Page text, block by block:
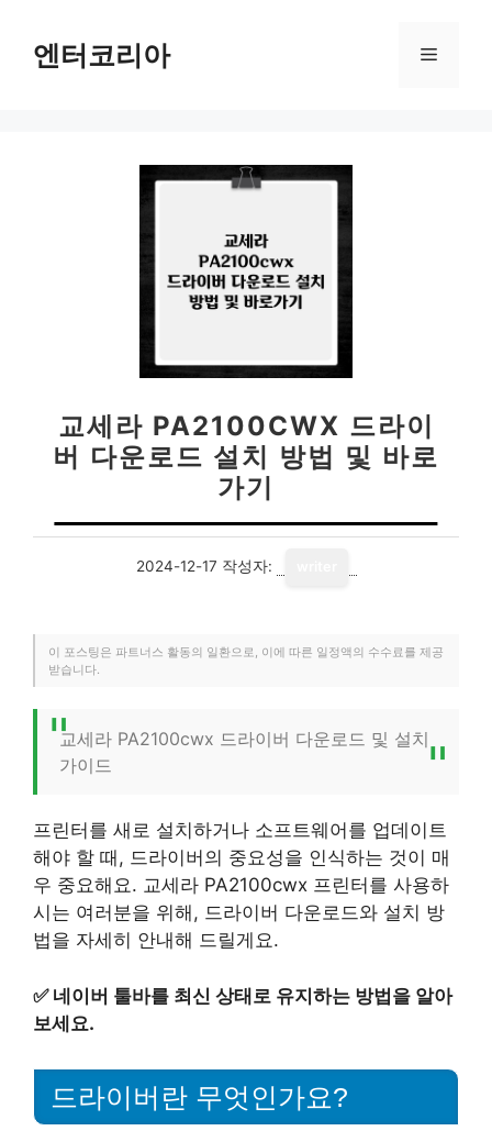
엔터코리아 메
교세라 PA2100CWX 드라이
버 다운로드 설치 방법 및 바로
가기
2024-12-17 작성자:
이 포스팅은 파트너스 활동의 일환으로, 이에 따른 일정액의 수수료를 제공
받습니다.
교세라 PA2100cwx 드라이버 다운로드 및 설치
가이드
프린터를 새로 설치하거나 소프트웨어를 업데이트
해야 할 때, 드라이버의 중요성을 인식하는 것이 매
우 중요해요. 교세라 PA2100cwx 프린터를 사용하
시는 여러분을 위해, 드라이버 다운로드와 설치 방
법을 자세히 안내해 드릴게요.
✅ 네이버 툴바를 최신 상태로 유지하는 방법을 알아
보세요.
드라이버란 무엇인가요?